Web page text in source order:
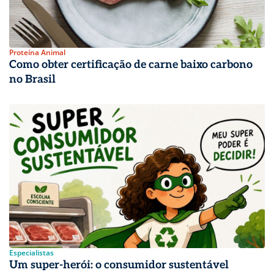
Proteína Animal
Como obter certificação de carne baixo carbono
no Brasil
Especialistas
Um super-herói: o consumidor sustentável